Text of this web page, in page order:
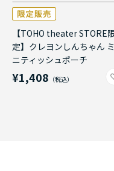
【TOHO theater STORE
定】クレヨンしんちゃん ミ
ニティッシュポーチ
¥1,408